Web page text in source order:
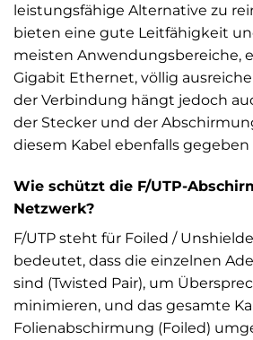
leistungsfähige Alternative zu
bieten eine gute Leitfähigkeit
meisten Anwendungsbereiche,
Gigabit Ethernet, völlig
der Verbindung hängt jedoch
der Stecker und der
diesem Kabel ebenfalls gegeben
Wie schützt die F/UTP-
Netzwerk?
F/UTP steht für Foiled /
bedeutet, dass die einzelnen
sind (Twisted Pair), um
minimieren, und das gesamte
Folienabschirmung (Foiled)